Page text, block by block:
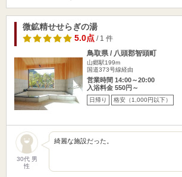
微鉱精せせらぎの湯
5.0点/ 1 件
鳥取県 / 八頭郡智頭町
山郷駅199m
国道373号線経由
営業時間 14:00～20:00
入浴料金 550円～
日帰り 格安（1,000円以下）
30代 男
性
綺麗な施設だった。